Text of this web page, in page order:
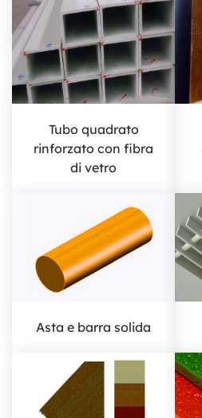
Tubo quadrato
rinforzato con fibra
di vetro
Asta e barra solida